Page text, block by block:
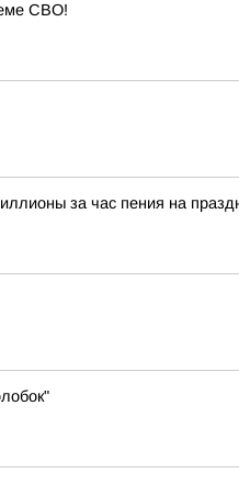
СВО!
за час пения на